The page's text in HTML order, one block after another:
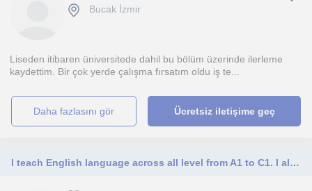
Bucak İzmir
Liseden itibaren üniversitede dahil bu bölüm üzerinde ilerleme
kaydettim. Bir çok yerde çalışma fırsatım oldu iş te...
daha fazlasını gör Ücretsiz iletişime geç
I teach English language across all level from A1 to C1. I also train children between the age 3-6yrs through songs and jokes.